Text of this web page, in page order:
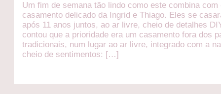
Um fim de semana tão lindo como este combina com
casamento delicado da Ingrid e Thiago. Eles se
após 11 anos juntos, ao ar livre, cheio de detalhes
contou que a prioridade era um casamento fora dos
tradicionais, num lugar ao ar livre, integrado com a
cheio de sentimentos: […]